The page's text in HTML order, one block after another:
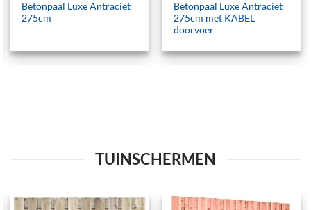
Betonpaal Luxe Antraciet
275cm
Betonpaal Luxe Antraciet
275cm met KABEL
doorvoer
TUINSCHERMEN